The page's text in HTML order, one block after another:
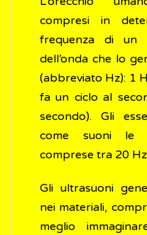
compresi in
frequenza di un
dell’onda che lo
(abbreviato Hz): 1
fa un ciclo al
secondo). Gli
come suoni le
comprese tra 20
Gli ultrasuoni
nei materiali,
meglio